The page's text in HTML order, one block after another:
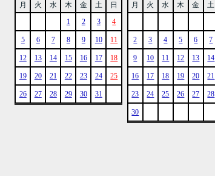
月 火 水 木 金 土
日
1
2 3 4
5 6 7 8 9 10 11
12 13 14 15 16 17 18
19 20 21 22 23 24 25
26 27 28 29 30 31
月 火 水 木 金 土
2 3 4 5 6 7
9 10 11 12 13 14
16 17 18 19 20 21
23 24 25 26 27 28
30